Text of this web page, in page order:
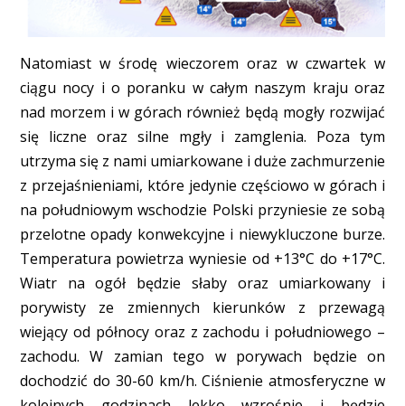
Natomiast w środę wieczorem oraz w czwartek w
ciągu nocy i o poranku w całym naszym kraju oraz
nad morzem i w górach również będą mogły rozwijać
się liczne oraz silne mgły i zamglenia. Poza tym
utrzyma się z nami umiarkowane i duże zachmurzenie
z przejaśnieniami, które jedynie częściowo w górach i
na południowym wschodzie Polski przyniesie ze sobą
przelotne opady konwekcyjne i niewykluczone burze.
Temperatura powietrza wyniesie od +13°C do +17°C.
Wiatr na ogół będzie słaby oraz umiarkowany i
porywisty ze zmiennych kierunków z przewagą
wiejący od północy oraz z zachodu i południowego –
zachodu. W zamian tego w porywach będzie on
dochodzić do 30-60 km/h. Ciśnienie atmosferyczne w